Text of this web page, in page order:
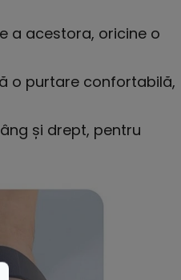
a acestora, oricine o
o purtare confortabilă,
și drept, pentru